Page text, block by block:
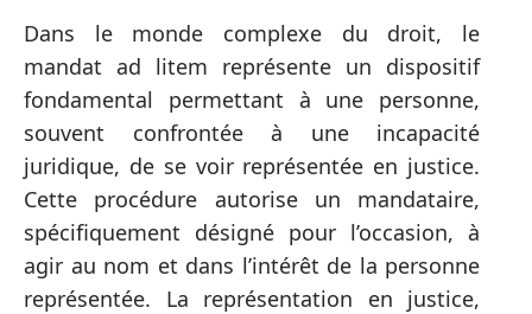
Dans le monde complexe du droit, le
mandat ad litem représente un dispositif
fondamental permettant à une personne,
souvent confrontée à une incapacité
juridique, de se voir représentée en justice.
Cette procédure autorise un mandataire,
spécifiquement désigné pour l’occasion, à
agir au nom et dans l’intérêt de la personne
représentée. La représentation en justice,